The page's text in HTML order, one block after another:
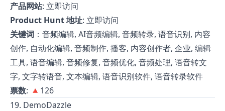
产品网站: 立即访问
Product Hunt 地址: 立即访问
关键词 ：音频编辑, AI音频编辑, 音频转录, 语音识别, 内容
创作, 自动化编辑, 音频制作, 播客, 内容创作者, 企业, 编辑
工具, 语音编辑, 音频修复, 音频优化, 音频处理, 语音转文
字, 文字转语音, 文本编辑, 语音识别软件, 语音转录软件
票数: 🔺126
19. DemoDazzle